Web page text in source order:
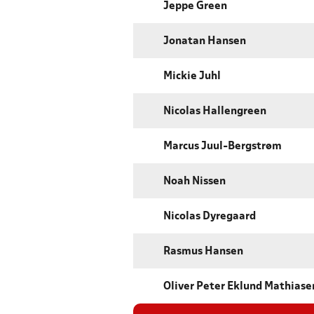
Jeppe Green
Jonatan Hansen
Mickie Juhl
Nicolas Hallengreen
Marcus Juul-Bergstrøm
Noah Nissen
Nicolas Dyregaard
Rasmus Hansen
Oliver Peter Eklund